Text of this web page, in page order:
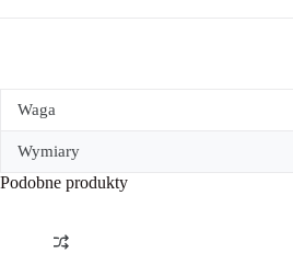
Waga
Wymiary
Podobne produkty